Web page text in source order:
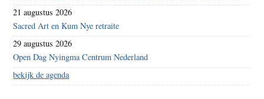
21 augustus 2026
Sacred Art en Kum Nye retraite
29 augustus 2026
Open Dag Nyingma Centrum Nederland
bekijk de agenda